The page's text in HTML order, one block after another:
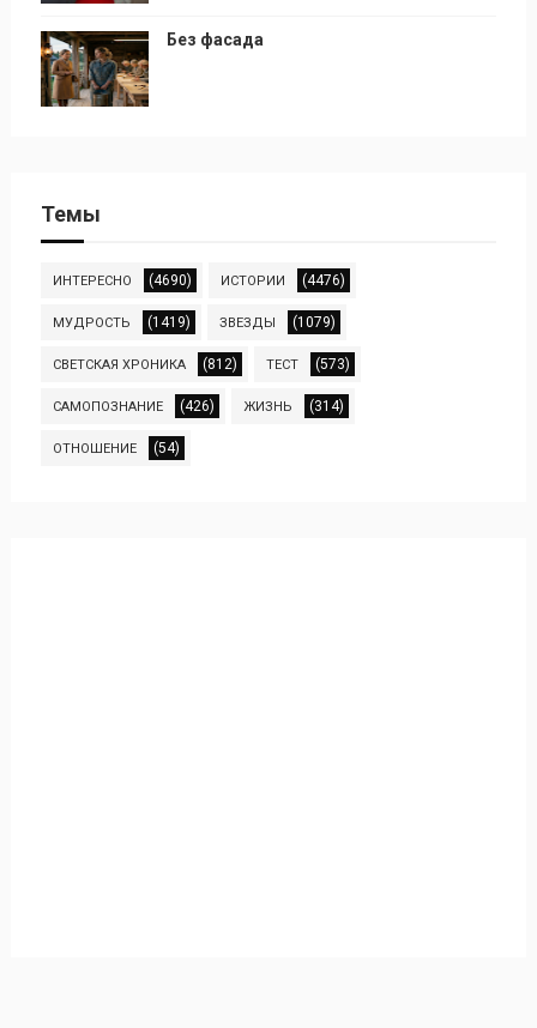
Без фасада
Темы
ИНТЕРЕСНО (4690) ИСТОРИИ (4476)
МУДРОСТЬ (1419) ЗВЕЗДЫ (1079)
СВЕТСКАЯ ХРОНИКА (812) ТЕСТ (573)
САМОПОЗНАНИЕ (426) ЖИЗНЬ (314)
ОТНОШЕНИЕ (54)